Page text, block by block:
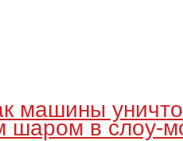
машины
шаром в слоу-